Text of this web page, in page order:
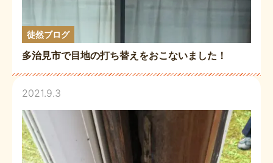
徒然ブログ
多治見市で目地の打ち替えをおこないました！
2021.9.3